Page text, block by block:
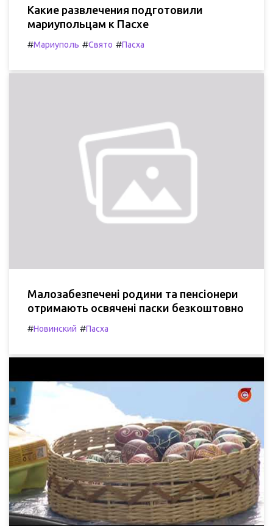
Какие развлечения подготовили
мариупольцам к Пасхе
#Мариуполь #Свято #Пасха
Малозабезпечені родини та пенсіонери
отримають освячені паски безкоштовно
#Новинский #Пасха